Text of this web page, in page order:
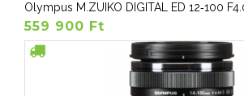
Olympus M.ZUIKO DIGITAL ED 12‑100
559 900 Ft